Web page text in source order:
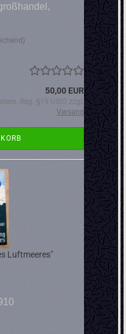
50,00 EUR
Reg. §19 UStG zzgl.
Versand
Luftmeeres"